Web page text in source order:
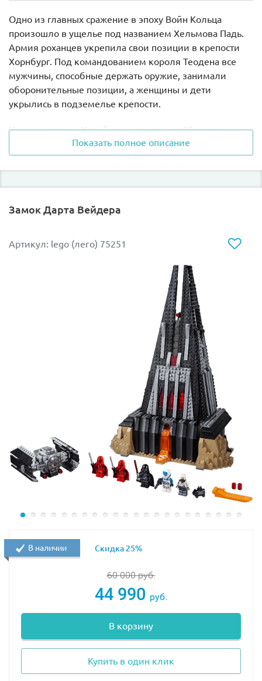
Одно из главных сражение в эпоху Войн Кольца
произошло в ущелье под названием Хельмова Падь.
Армия роханцев укрепила свои позиции в крепости
Хорнбург. Под командованием короля Теодена все
мужчины, способные держать оружие, занимали
оборонительные позиции, а женщины и дети
укрылись в подземелье крепости.
Ночью к стенам Хорнбурга подступила 10 тысячная
армия орков. С помощью тарана они хотели
проломить главные ворота, однако Арагорн и Гимли
предприняли блестящую контратаку и сбросили
врагов в пропасть.
В наборе Лего 9474 Вы найдёте 8 минифигурок: 3
Халдир и король Теоден.
Показать полное описание
Замок Дарта Вейдера
Артикул: lego (лего) 75251
60 000руб.
44 990 руб.
В корзину
Купить в один клик
В наличии Скидка 25%